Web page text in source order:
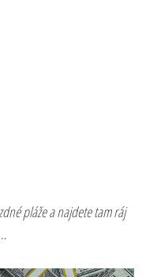
pláže a najdete tam ráj